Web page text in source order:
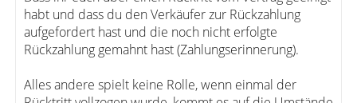
habt und dass du den Verkäufer zur Rückzahlung
aufgefordert hast und die noch nicht erfolgte
Rückzahlung gemahnt hast (Zahlungserinnerung).
Alles andere spielt keine Rolle, wenn einmal der